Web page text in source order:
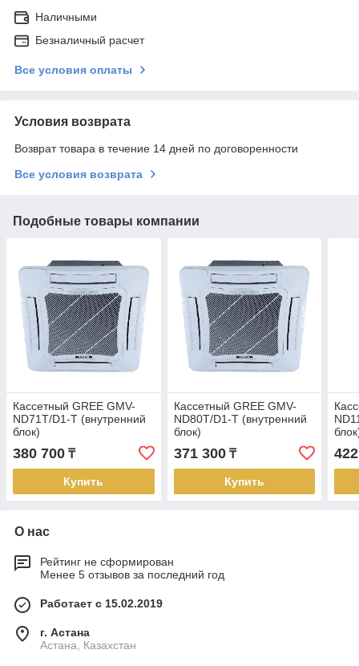
Наличными
Безналичный расчет
Все условия оплаты
Условия возврата
Возврат товара в течение 14 дней по договоренности
Все условия возврата
Подобные товары компании
Кассетный GREE GMV-
ND71T/D1-T (внутренний
блок)
380 700 ₸
Купить
Кассетный GREE GMV-
ND80T/D1-T (внутренний
блок)
371 300₸
Купить
О нас
Рейтинг не сформирован
Менее 5 отзывов за последний год
Работает с 15.02.2019
г. Астана
Астана, Казахстан